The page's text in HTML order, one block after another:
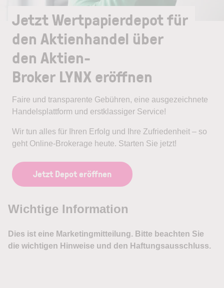
Jetzt Wertpapierdepot für
den Aktienhandel über
den Aktien-
Broker LYNX eröffnen
Faire und transparente Gebühren, eine ausgezeichnete
Handelsplattform und erstklassiger Service!
Wir tun alles für Ihren Erfolg und Ihre Zufriedenheit – so
geht Online-Brokerage heute. Starten Sie jetzt!
Jetzt Depot eröffnen